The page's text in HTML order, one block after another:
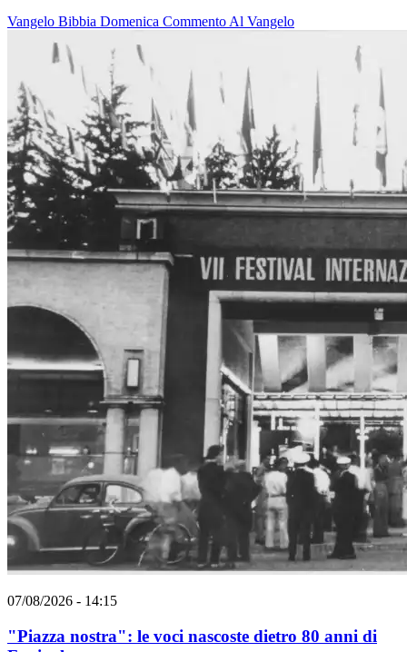
Vangelo Bibbia Domenica Commento Al Vangelo
07/08/2026 - 14:15
"Piazza nostra": le voci nascoste dietro 80 anni di